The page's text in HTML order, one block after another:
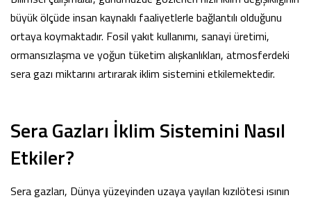
büyük ölçüde insan kaynaklı faaliyetlerle bağlantılı olduğunu
ortaya koymaktadır. Fosil yakıt kullanımı, sanayi üretimi,
ormansızlaşma ve yoğun tüketim alışkanlıkları, atmosferdeki
sera gazı miktarını artırarak iklim sistemini etkilemektedir.
Sera Gazları İklim Sistemini Nasıl
Etkiler?
Sera gazları, Dünya yüzeyinden uzaya yayılan kızılötesi ısının